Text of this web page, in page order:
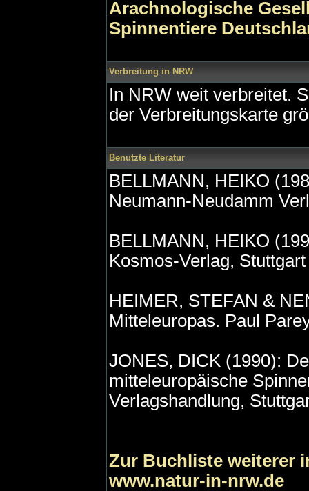
Arachnologische
Spinnentiere
Verbreitung in NRW
In NRW weit verbreitet.
der Verbreitungskarte
Benutzte Literatur
BELLMANN, HEIKO
Neumann-Neudamm
BELLMANN, HEIKO
Kosmos-Verlag,
HEIMER, STEFAN &
Mitteleuropas. Paul
JONES, DICK (1990):
mitteleuropäische
Verlagshandlung,
Zur Buchliste weiterer
www.natur-in-nrw.de